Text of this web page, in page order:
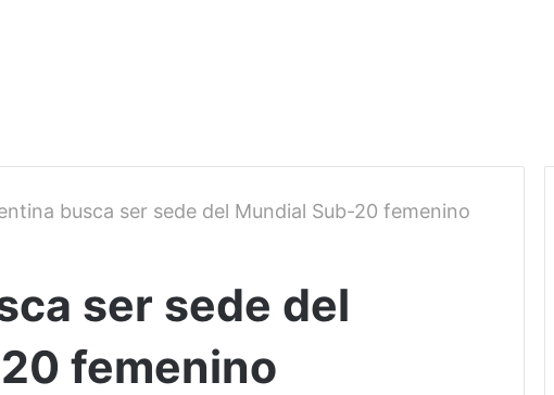
busca ser sede del Mundial Sub-20 femenino
ser sede del
femenino